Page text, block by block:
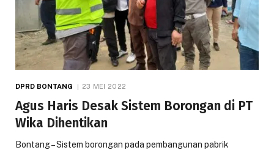
DPRD BONTANG 23 MEI 2022
Agus Haris Desak Sistem Borongan di PT
Wika Dihentikan
Bontang – Sistem borongan pada pembangunan pabrik